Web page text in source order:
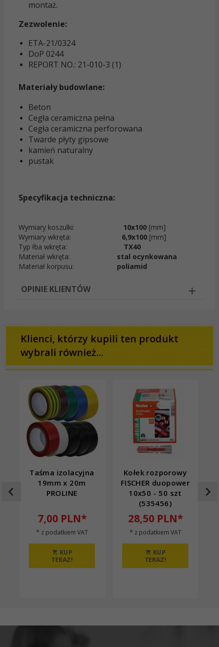
montaż.
Zezwolenie:
ETA-21/0324
DoP 0244
REPORT NO.: 21-010-3 (1)
Materiały budowlane:
Beton
Cegła ceramiczna pełna
Cegła ceramiczna perforowana
Twarde płyty gipsowe
kamień naturalny
pustak
Specyfikacja techniczna:
Wymiary koszulki: 10x100 [mm]
Wymiary wkręta:
6,9x100 [mm]
Typ łba wkręta: TX40
Materiał wkręta:
stal ocynkowana
Materiał korpusu:
poliamid
OPINIE KLIENTÓW
Klienci, którzy kupili ten produkt
wybrali również...
Taśma izolacyjna
19mm x 20m
PROLINE
7,00 PLN*
* z podatkiem VAT
KUP
TERAZ!
Kołek rozporowy
FISCHER duopower
10x50 - 50 szt
(535456)
28,50 PLN*
* z podatkiem VAT
KUP
TERAZ!